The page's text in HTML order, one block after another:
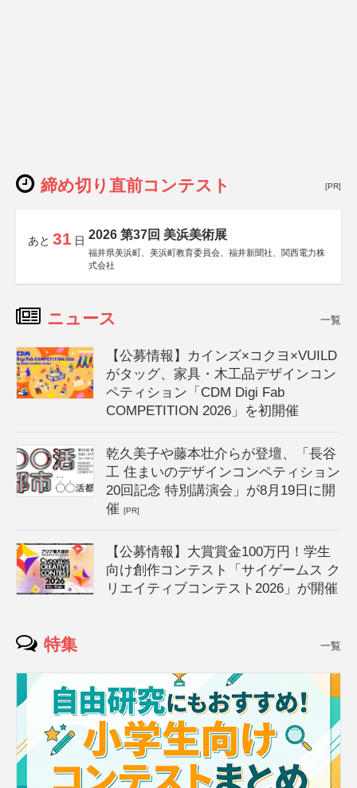
締め切り直前コンテスト [PR]
あと 31 日 2026 第37回 美浜美術展
福井県美浜町、美浜町教育委員会、福井新聞社、関西電力株
式会社
ニュース 一覧
【公募情報】カインズ×コクヨ×VUILD
がタッグ、家具・木工品デザインコン
ペティション「CDM Digi Fab
COMPETITION 2026」を初開催
乾久美子や藤本壮介らが登壇、「長谷
工 住まいのデザインコンペティション
20回記念 特別講演会」が8月19日に開
催[PR]
【公募情報】大賞賞金100万円！学生
向け創作コンテスト「サイゲームス ク
リエイティブコンテスト2026」が開催
特集 一覧